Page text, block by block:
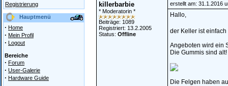
Registrierung
Hauptmenü
· Home
· Mein Profil
· Logout
Bereiche
· Forum
· User-Galerie
· Hardware Guide
killerbarbie
* Moderatorin *
Beiträge: 1089
Registriert: 13.2.2005
Status: Offline
erstellt am: 31.1.2016
Hallo,
der Keller ist
Angeboten wird ein
Die Gummis sind alt!
Die Felgen haben